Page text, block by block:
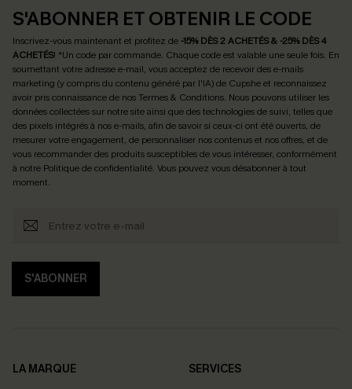
S'ABONNER ET OBTENIR LE CODE
Inscrivez-vous maintenant et profitez de -15% DÈS 2 ACHETÉS & -25% DÈS 4
ACHETÉS! *Un code par commande. Chaque code est valable une seule fois. En
soumettant votre adresse e-mail, vous acceptez de recevoir des e-mails
marketing (y compris du contenu généré par l'IA) de Cupshe et reconnaissez
avoir pris connaissance de nosTermes & Conditions. Nous pouvons utiliser les
données collectées sur notre site ainsi que des technologies de suivi, telles que
des pixels intégrés à nos e-mails, afin de savoir si ceux-ci ont été ouverts, de
mesurer votre engagement, de personnaliser nos contenus et nos offres, et de
vous recommander des produits susceptibles de vous intéresser, conformément
à notre Politique de confidentialité. Vous pouvez vous désabonner à tout
moment.
S'ABONNER
LA MARQUE
SERVICES